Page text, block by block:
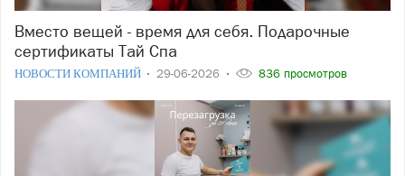
Вместо вещей - время для себя. Подарочные
сертификаты Тай Спа
НОВОСТИ КОМПАНИЙ 29-06-2026 836 просмотров